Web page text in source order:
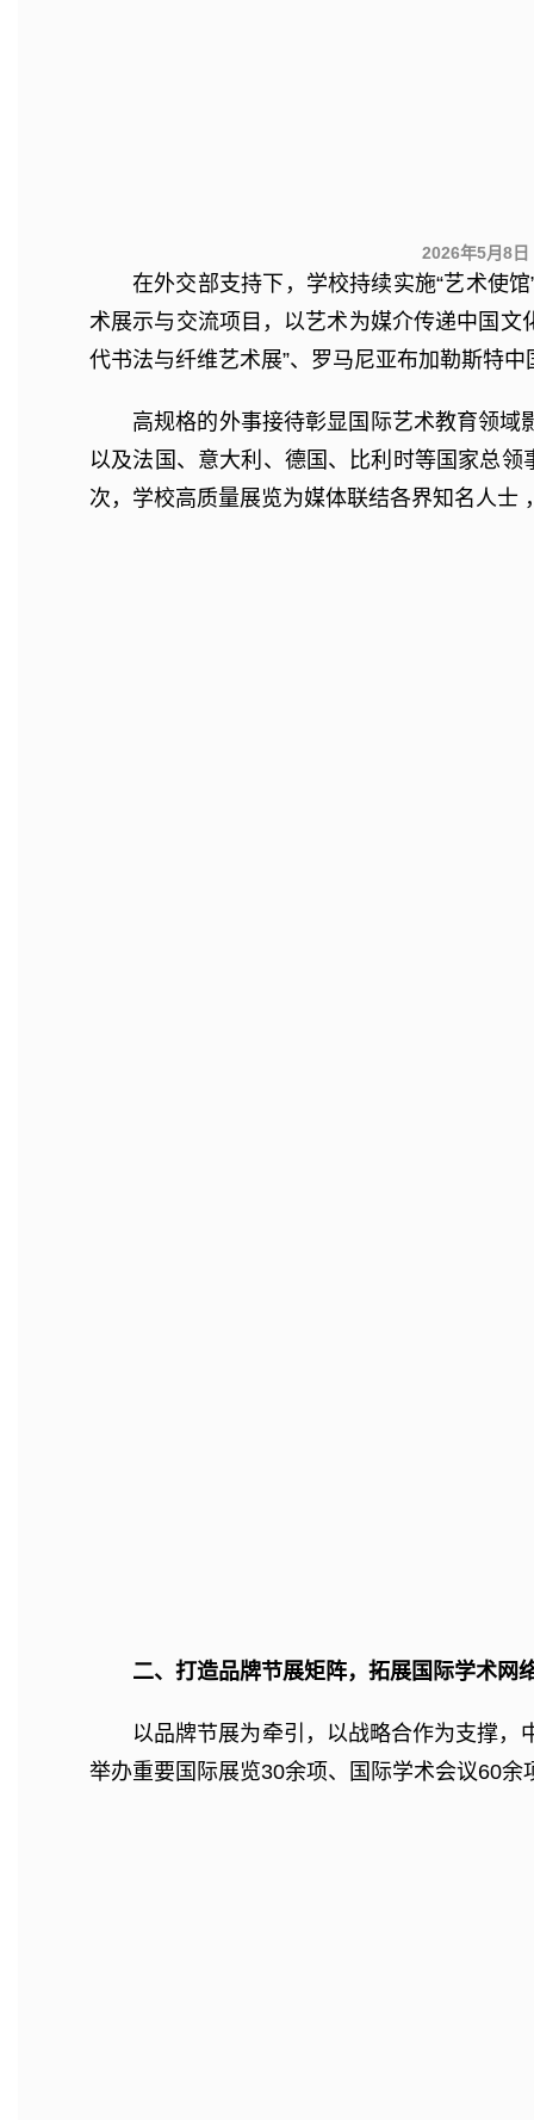
2026年5月8日
在外交部支持下，学校持续实施“艺术使
术展示与交流项目，以艺术为媒介传递中国
代书法与纤维艺术展”、罗马尼亚布加勒斯特
高规格的外事接待彰显国际艺术教育领
以及法国、意大利、德国、比利时等国家总
次，学校高质量展览为媒体联结各界知名人士
二、打造品牌节展矩阵，拓展国际学术网
以品牌节展为牵引，以战略合作为支撑
举办重要国际展览30余项、国际学术会议60